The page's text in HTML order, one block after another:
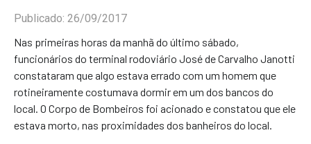
Publicado: 26/09/2017
Nas primeiras horas da manhã do último sábado,
funcionários do terminal rodoviário José de Carvalho Janotti
constataram que algo estava errado com um homem que
rotineiramente costumava dormir em um dos bancos do
local. O Corpo de Bombeiros foi acionado e constatou que ele
estava morto, nas proximidades dos banheiros do local.